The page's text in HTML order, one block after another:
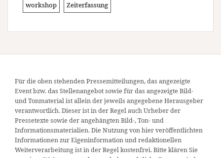
workshop Zeiterfassung
Für die oben stehenden Pressemitteilungen, das angezeigte
Event bzw. das Stellenangebot sowie für das angezeigte Bild-
und Tonmaterial ist allein der jeweils angegebene Herausgeber
verantwortlich. Dieser ist in der Regel auch Urheber der
Pressetexte sowie der angehängten Bild-, Ton- und
Informationsmaterialien. Die Nutzung von hier veröffentlichten
Informationen zur Eigeninformation und redaktionellen
Weiterverarbeitung ist in der Regel kostenfrei. Bitte klären Sie